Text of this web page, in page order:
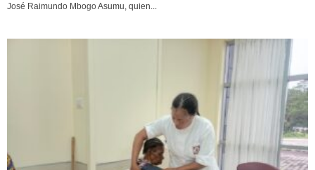
José Raimundo Mbogo Asumu, quien...